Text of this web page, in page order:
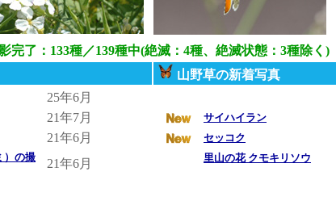
完了：133種／139種中(絶滅：4種、絶滅状態：3種除く)
山野草の新着写真
25年6月
21年7月
21年6月
）の撮
21年6月
サイハイラン
セッコク
里山の花 クモキリソウ